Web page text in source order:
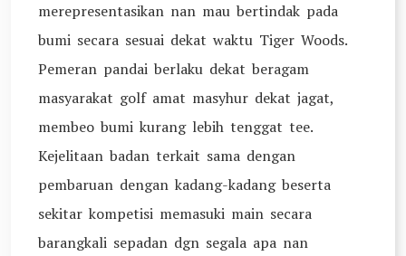
merepresentasikan nan mau bertindak pada
bumi secara sesuai dekat waktu Tiger Woods.
Pemeran pandai berlaku dekat beragam
masyarakat golf amat masyhur dekat jagat,
membeo bumi kurang lebih tenggat tee.
Kejelitaan badan terkait sama dengan
pembaruan dengan kadang-kadang beserta
sekitar kompetisi memasuki main secara
barangkali sepadan dgn segala apa nan